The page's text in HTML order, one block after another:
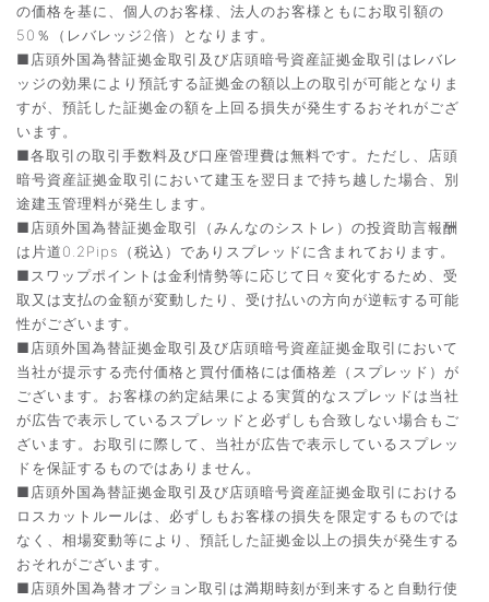
の価格を基に、個人のお客様、法人のお客様ともにお取引額の
50％（レバレッジ2倍）となります。
■店頭外国為替証拠金取引及び店頭暗号資産証拠金取引はレバレ
ッジの効果により預託する証拠金の額以上の取引が可能となりま
すが、預託した証拠金の額を上回る損失が発生するおそれがござ
います。
■各取引の取引手数料及び口座管理費は無料です。ただし、店頭
暗号資産証拠金取引において建玉を翌日まで持ち越した場合、別
途建玉管理料が発生します。
■店頭外国為替証拠金取引（みんなのシストレ）の投資助言報酬
は片道0.2Pips（税込）でありスプレッドに含まれております。
■スワップポイントは金利情勢等に応じて日々変化するため、受
取又は支払の金額が変動したり、受け払いの方向が逆転する可能
性がございます。
■店頭外国為替証拠金取引及び店頭暗号資産証拠金取引において
当社が提示する売付価格と買付価格には価格差（スプレッド）が
ございます。お客様の約定結果による実質的なスプレッドは当社
が広告で表示しているスプレッドと必ずしも合致しない場合もご
ざいます。お取引に際して、当社が広告で表示しているスプレッ
ドを保証するものではありません。
■店頭外国為替証拠金取引及び店頭暗号資産証拠金取引における
ロスカットルールは、必ずしもお客様の損失を限定するものでは
なく、相場変動等により、預託した証拠金以上の損失が発生する
おそれがございます。
■店頭外国為替オプション取引は満期時刻が到来すると自動行使